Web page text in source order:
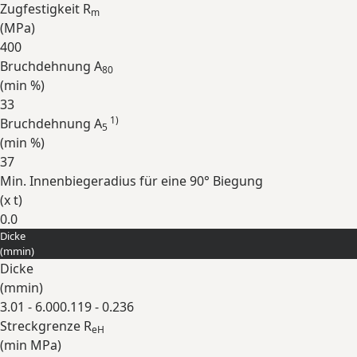
Zugfestigkeit Rm
(MPa)
400
Bruchdehnung A80
(min %)
33
Bruchdehnung A5
1)
(min %)
37
Min. Innenbiegeradius für eine 90° Biegung
(x t)
0.0
Erweitern
Dicke
(mmin)
Dicke
(mmin)
3.01 - 6.000.119 - 0.236
Streckgrenze ReH
(min MPa)